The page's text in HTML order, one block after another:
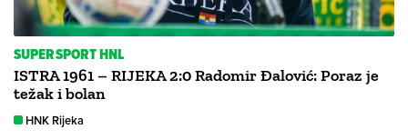
SUPERSPORT HNL
ISTRA 1961 – RIJEKA 2:0 Radomir Đalović: Poraz je
težak i bolan
HNK Rijeka